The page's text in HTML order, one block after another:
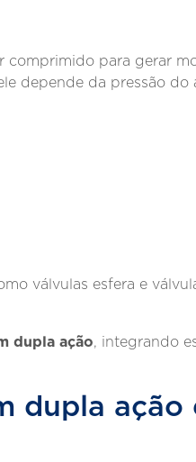
comprimido para gerar
depende da pressão
válvulas esfera e
dupla ação, integrando
dupla ação